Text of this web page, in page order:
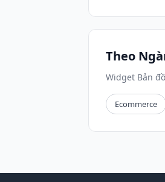
Theo
Widget Bản
Ecommerce